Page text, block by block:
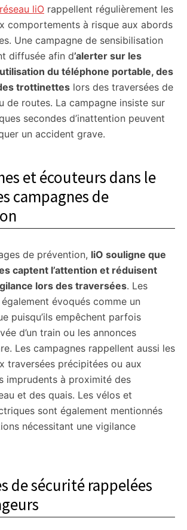
liO rappellent régulièrement les
comportements à risque aux abords
Une campagne de sensibilisation
diffusée afin d’alerter sur les
du téléphone portable, des
trottinettes lors des traversées de
de routes. La campagne insiste sur
secondes d’inattention peuvent
un accident grave.
et écouteurs dans le
campagnes de
de prévention, liO souligne que
captent l’attention et réduisent
lors des traversées. Les
évoqués comme un
puisqu’ils empêchent parfois
d’un train ou les annonces
Les campagnes rappellent aussi les
traversées précipitées ou aux
imprudents à proximité des
et des quais. Les vélos et
sont également mentionnés
nécessitant une vigilance
de sécurité rappelées